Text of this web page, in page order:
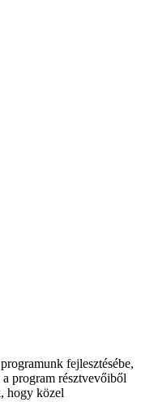
fejlesztésébe,
program résztvevőiből
hogy közel